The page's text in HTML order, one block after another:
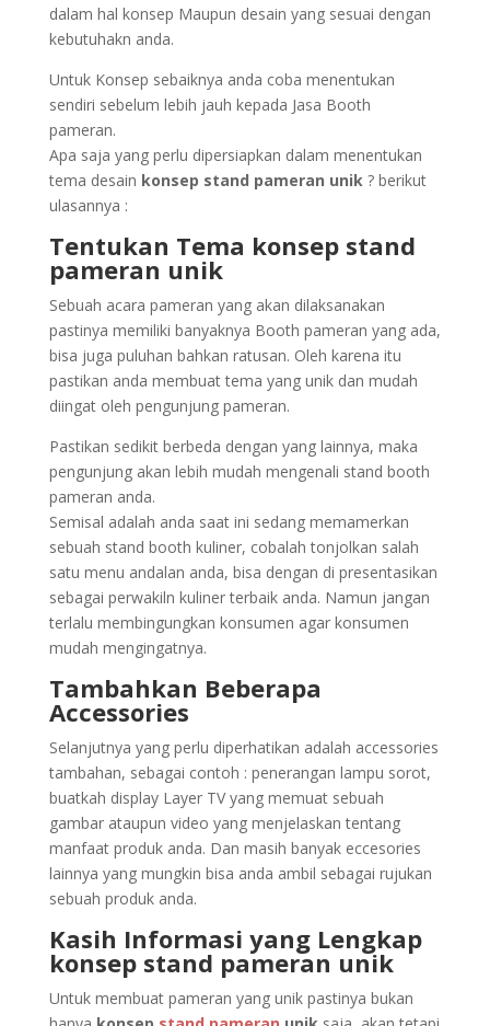
dalam hal konsep Maupun desain yang sesuai dengan
kebutuhakn anda.
Untuk Konsep sebaiknya anda coba menentukan
sendiri sebelum lebih jauh kepada Jasa Booth
pameran.
Apa saja yang perlu dipersiapkan dalam menentukan
tema desain konsep stand pameran unik? berikut
ulasannya :
Tentukan Tema konsep stand
pameran unik
Sebuah acara pameran yang akan dilaksanakan
pastinya memiliki banyaknya Booth pameran yang ada,
bisa juga puluhan bahkan ratusan. Oleh karena itu
pastikan anda membuat tema yang unik dan mudah
diingat oleh pengunjung pameran.
Pastikan sedikit berbeda dengan yang lainnya, maka
pengunjung akan lebih mudah mengenali stand booth
pameran anda.
Semisal adalah anda saat ini sedang memamerkan
sebuah stand booth kuliner, cobalah tonjolkan salah
satu menu andalan anda, bisa dengan di presentasikan
sebagai perwakiln kuliner terbaik anda. Namun jangan
terlalu membingungkan konsumen agar konsumen
mudah mengingatnya.
Tambahkan Beberapa
Accessories
Selanjutnya yang perlu diperhatikan adalah accessories
tambahan, sebagai contoh : penerangan lampu sorot,
buatkah display Layer TV yang memuat sebuah
gambar ataupun video yang menjelaskan tentang
manfaat produk anda. Dan masih banyak eccesories
lainnya yang mungkin bisa anda ambil sebagai rujukan
sebuah produk anda.
Kasih Informasi yang Lengkap
konsep stand pameran unik
Untuk membuat pameran yang unik pastinya bukan